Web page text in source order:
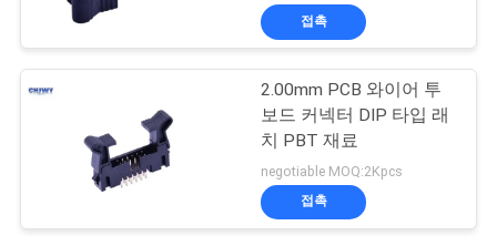
다
COMPANY
NEWS
사
접촉
2.00mm PCB 와이어 투
보드 커넥터 DIP 타입 래
치 PBT 재료
negotiable MOQ:2Kpcs
접촉